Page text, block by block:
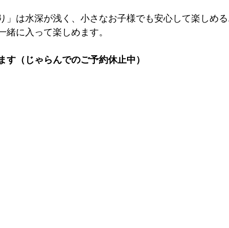
」は水深が浅く、小さなお子様でも安心して楽しめる
緒に入って楽しめます。
す（じゃらんでのご予約休止中）